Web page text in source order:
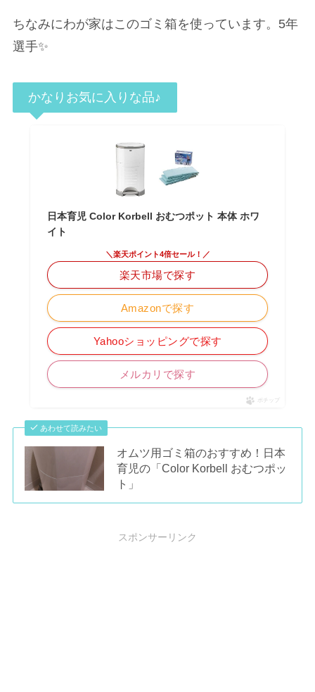
ちなみにわが家はこのゴミ箱を使っています。5年
選手✨
かなりお気に入りな品♪
日本育児 Color Korbell おむつポット 本体 ホワ
イト
Amazonで探す
＼楽天ポイント4倍セール！／
楽天市場で探す
Yahooショッピングで探す
メルカリで探す
ポチップ
あわせて読みたい
オムツ用ゴミ箱のおすすめ！日本
育児の「Color Korbell おむつポッ
ト」
スポンサーリンク